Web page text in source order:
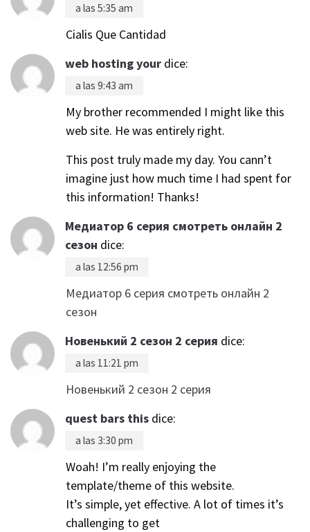
a las 5:35 am
Cialis Que Cantidad
web hosting your dice:
a las 9:43 am
My brother recommended I might like this
web site. He was entirely right.
This post truly made my day. You cann’t
imagine just how much time I had spent for
this information! Thanks!
Медиатор 6 серия смотреть онлайн 2
сезон dice:
a las 12:56 pm
Медиатор 6 серия смотреть онлайн 2
сезон
Новенький 2 сезон 2 серия dice:
a las 11:21 pm
Новенький 2 сезон 2 серия
quest bars this dice:
a las 3:30 pm
Woah! I’m really enjoying the
template/theme of this website.
It’s simple, yet effective. A lot of times it’s
challenging to get